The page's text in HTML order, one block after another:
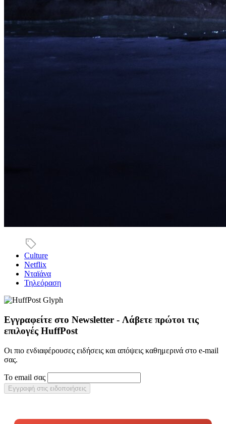
Culture
Netflix
Νταϊάνα
Τηλεόραση
Εγγραφείτε στο Newsletter - Λάβετε πρώτοι τις
επιλογές HuffPost
Οι πιο ενδιαφέρουσες ειδήσεις και απόψεις καθημερινά στο e-mail
σας.
Το email σας
Εγγραφή στις ειδοποιήσεις